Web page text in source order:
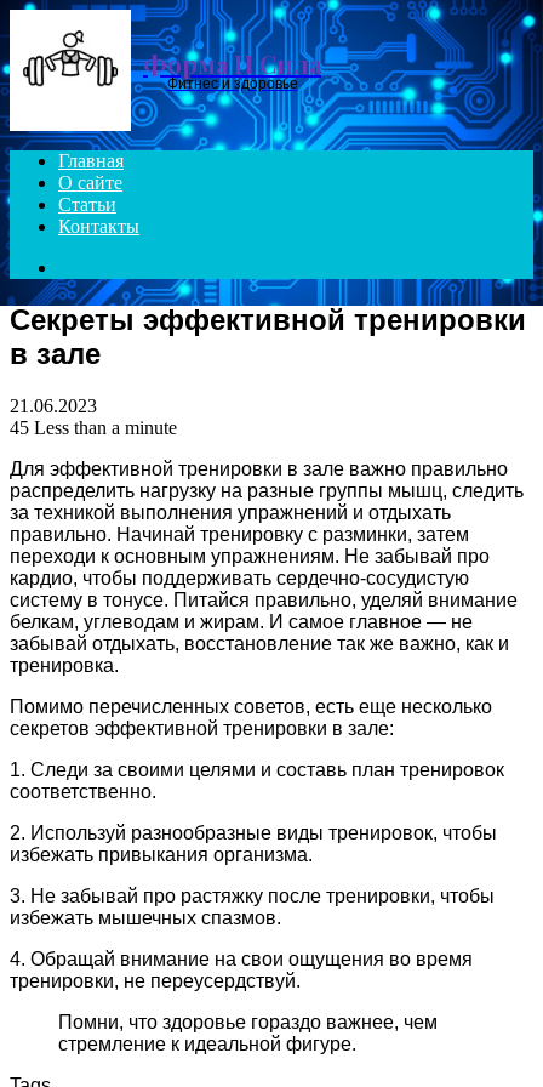
Menu
Форма И Сила
Фитнес и здоровье
Главная
О сайте
Статьи
Контакты
for
Секреты эффективной тренировки
в зале
21.06.2023
45 Less than a minute
Для эффективной тренировки в зале важно правильно
распределить нагрузку на разные группы мышц, следить
за техникой выполнения упражнений и отдыхать
правильно. Начинай тренировку с разминки, затем
переходи к основным упражнениям. Не забывай про
кардио, чтобы поддерживать сердечно-сосудистую
систему в тонусе. Питайся правильно, уделяй внимание
белкам, углеводам и жирам. И самое главное — не
забывай отдыхать, восстановление так же важно, как и
тренировка.
Помимо перечисленных советов, есть еще несколько
секретов эффективной тренировки в зале:
1. Следи за своими целями и составь план тренировок
соответственно.
2. Используй разнообразные виды тренировок, чтобы
избежать привыкания организма.
3. Не забывай про растяжку после тренировки, чтобы
избежать мышечных спазмов.
4. Обращай внимание на свои ощущения во время
тренировки, не переусердствуй.
Помни, что здоровье гораздо важнее, чем
стремление к идеальной фигуре.